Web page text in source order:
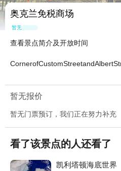
奥克兰免税商场
暂无点评
查看景点简介及开放时间
暂无报价
暂无门票预订，我们正在努力补充
看了该景点的人还看了
凯利塔顿海底世界